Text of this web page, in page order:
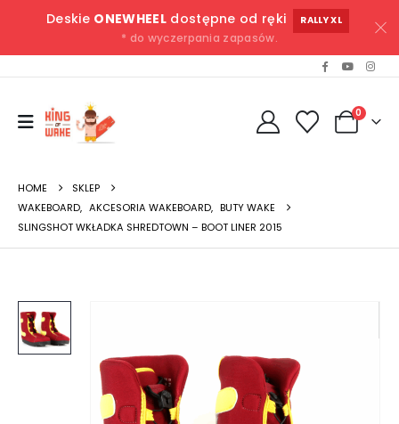
Deskie ONEWHEELdostępne od ręki RALLY XL
* do wyczerpania zapasów.
0
HOME
SKLEP
WAKEBOARD, AKCESORIA WAKEBOARD, BUTY WAKE
SLINGSHOT WKŁADKA SHREDTOWN – BOOT LINER 2015